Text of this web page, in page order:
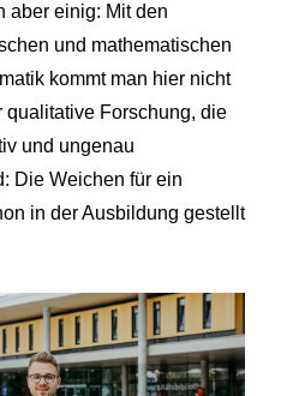
aber einig: Mit den
und mathematischen
kommt man hier nicht
qualitative Forschung, die
und ungenau
Die Weichen für ein
in der Ausbildung gestellt